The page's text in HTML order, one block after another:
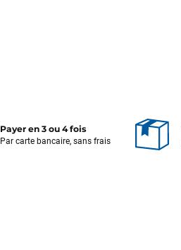
Payer en 3 ou 4 fois
Par carte bancaire, sans frais